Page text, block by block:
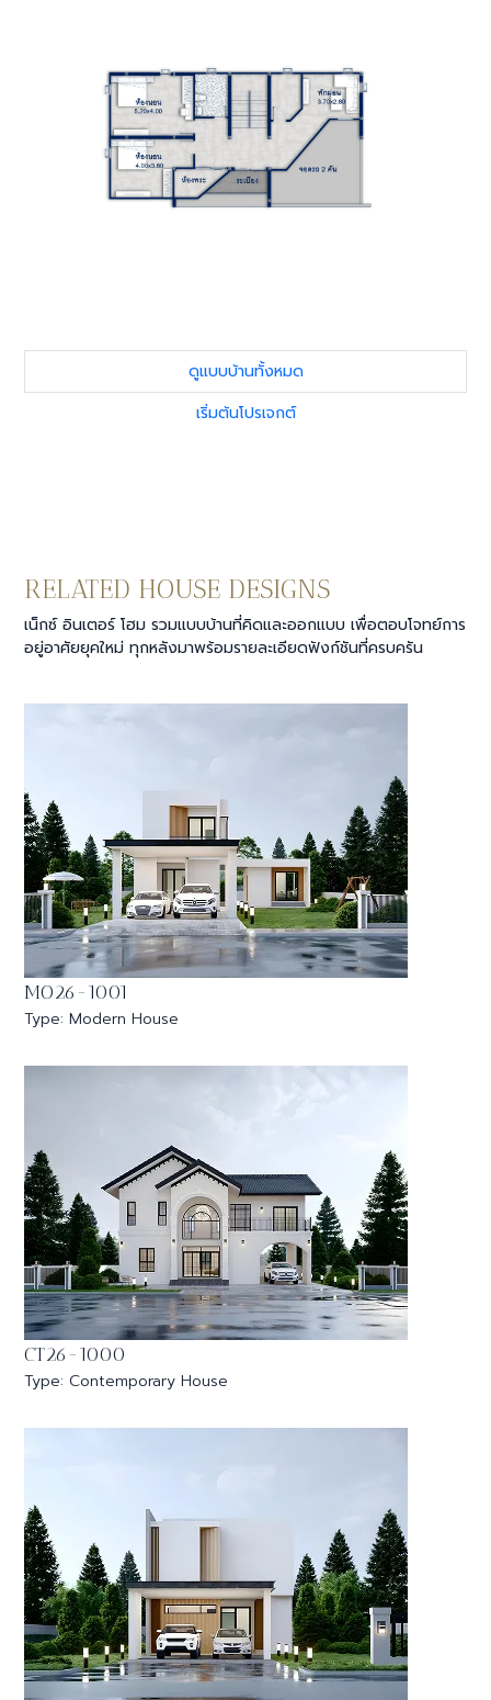
ดูแบบบ้านทั้งหมด
เริ่มต้นโปรเจกต์
RELATED HOUSE DESIGNS
เน็กซ์ อินเตอร์ โฮม รวมแบบบ้านที่คิดและออกแบบ เพื่อตอบโจทย์การ
อยู่อาศัยยุคใหม่ ทุกหลังมาพร้อมรายละเอียดฟังก์ชันที่ครบครัน
MO26-1001
Type: Modern House
CT26-1000
Type: Contemporary House